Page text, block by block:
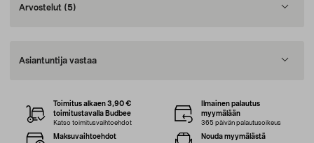
Arvostelut (5)
Asiantuntija vastaa
Toimitus alkaen 3,90 €
toimitustavalla Budbee
Katso toimitusvaihtoehdot
Ilmainen palautus
myymälään
365 päivän palautusoikeus
Maksuvaihtoehdot Nouda myymälästä